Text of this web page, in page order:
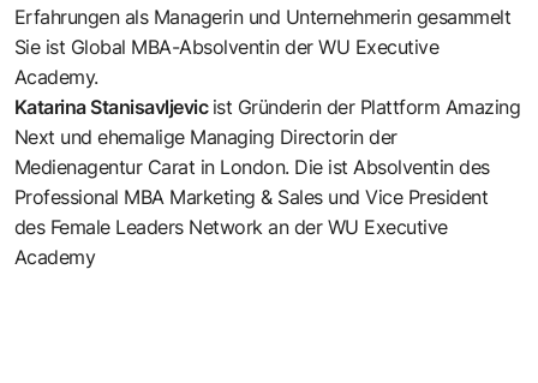
Erfahrungen als Managerin und Unternehmerin gesammelt
Sie ist Global MBA-Absolventin der WU Executive
Academy.
Katarina Stanisavljevic ist Gründerin der Plattform Amazing
Next und ehemalige Managing Directorin der
Medienagentur Carat in London. Die ist Absolventin des
Professional MBA Marketing & Sales und Vice President
des Female Leaders Network an der WU Executive
Academy